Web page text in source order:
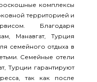
комплексы
территорией и
Благодаря
Манавгат, Турция
семейного отдыха в
Семейные отели
Турции гарантируют
так как после